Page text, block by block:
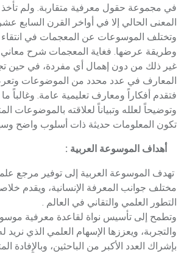
في مجموعة حقول معرفية متقاربة. ولم تأخذ
المعنى الحالي إلا في أواخر القرن السابع
وتختلف الموسوعات عن المعجمات في
وطريقة عرضها. فغاية المعجمات شرح معاني
غير ذلك من دون إهمال أي مفردة، في حين
المعارف في عدد محدد من الموضوعات
فتقدم أفكاراً ومعارف تعليمية عامة. وغالباً
وتوضيحاً لعلله وتبياناً لعلاقته بالموضوعات
تكون المعلومات حديثة ذات أسلوب واضح
أهداف الموسوعة العربية :
تهدف الموسوعة العربية إلى توفير مرجع
مختلف جوانب المعرفة الإنسانية، ويقدم
التطور العلمي والتقاني في العالم .
وتطمح إلى تأسيس نواة لقاعدة معرفية
والتجربة، ويعززها الإسهام العلمي الذي نريد
بإشراك العدد الأكبر من الباحثين، وبالإِفادة